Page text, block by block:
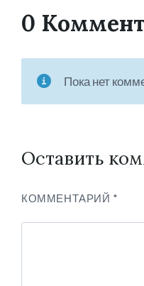
0
Пока нет
Оставить
КОММЕНТАРИЙ *